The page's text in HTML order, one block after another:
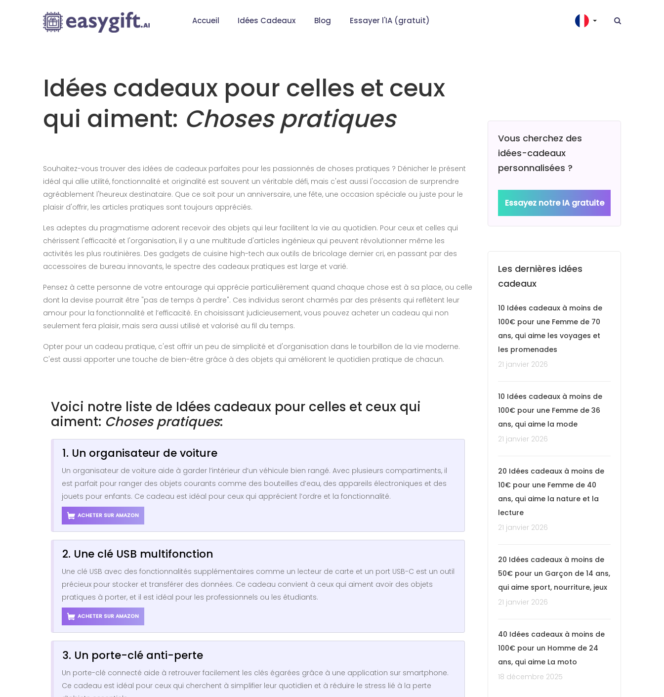
Accueil Idées Cadeaux Blog Essayer l'IA (gratuit)
Idées cadeaux pour celles et ceux
qui aiment: Choses pratiques
Souhaitez-vous trouver des idées de cadeaux parfaites pour les passionnés de choses pratiques ? Dénicher le présent
idéal qui allie utilité, fonctionnalité et originalité est souvent un véritable défi, mais c'est aussi l'occasion de surprendre
agréablement l'heureux destinataire. Que ce soit pour un anniversaire, une fête, une occasion spéciale ou juste pour le
plaisir d'offrir, les articles pratiques sont toujours appréciés.
Les adeptes du pragmatisme adorent recevoir des objets qui leur facilitent la vie au quotidien. Pour ceux et celles qui
chérissent l'efficacité et l'organisation, il y a une multitude d'articles ingénieux qui peuvent révolutionner même les
activités les plus routinières. Des gadgets de cuisine high-tech aux outils de bricolage dernier cri, en passant par des
accessoires de bureau innovants, le spectre des cadeaux pratiques est large et varié.
Pensez à cette personne de votre entourage qui apprécie particulièrement quand chaque chose est à sa place, ou celle
dont la devise pourrait être "pas de temps à perdre". Ces individus seront charmés par des présents qui reflètent leur
amour pour la fonctionnalité et l’efficacité. En choisissant judicieusement, vous pouvez acheter un cadeau qui non
seulement fera plaisir, mais sera aussi utilisé et valorisé au fil du temps.
Opter pour un cadeau pratique, c'est offrir un peu de simplicité et d'organisation dans le tourbillon de la vie moderne.
C'est aussi apporter une touche de bien-être grâce à des objets qui améliorent le quotidien pratique de chacun.
Voici notre liste de Idées cadeaux pour celles et ceux qui
aiment: Choses pratiques:
1. Un organisateur de voiture
Un organisateur de voiture aide à garder l’intérieur d’un véhicule bien rangé. Avec plusieurs compartiments, il
est parfait pour ranger des objets courants comme des bouteilles d’eau, des appareils électroniques et des
jouets pour enfants. Ce cadeau est idéal pour ceux qui apprécient l’ordre et la fonctionnalité.
ACHETER SUR AMAZON
2. Une clé USB multifonction
Une clé USB avec des fonctionnalités supplémentaires comme un lecteur de carte et un port USB-C est un outil
précieux pour stocker et transférer des données. Ce cadeau convient à ceux qui aiment avoir des objets
pratiques à porter, et il est idéal pour les professionnels ou les étudiants.
ACHETER SUR AMAZON
3. Un porte-clé anti-perte
Un porte-clé connecté aide à retrouver facilement les clés égarées grâce à une application sur smartphone.
Ce cadeau est idéal pour ceux qui cherchent à simplifier leur quotidien et à réduire le stress lié à la perte
Vous cherchez des
idées-cadeaux
personnalisées ?
Essayez notre IA gratuite
Les dernières idées
cadeaux
10 Idées cadeaux à moins de
100€ pour une Femme de 70
ans, qui aime les voyages et
les promenades
21 janvier 2026
10 Idées cadeaux à moins de
100€ pour une Femme de 36
ans, qui aime la mode
21 janvier 2026
20 Idées cadeaux à moins de
10€ pour une Femme de 40
ans, qui aime la nature et la
lecture
21 janvier 2026
20 Idées cadeaux à moins de
50€ pour un Garçon de 14 ans,
qui aime sport, nourriture, jeux
21 janvier 2026
40 Idées cadeaux à moins de
100€ pour un Homme de 24
ans, qui aime La moto
18 décembre 2025